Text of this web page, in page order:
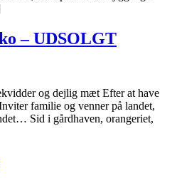
– UDSOLGT
og dejlig mæt Efter at have
familie og venner på landet,
Sid i gårdhaven, orangeriet,